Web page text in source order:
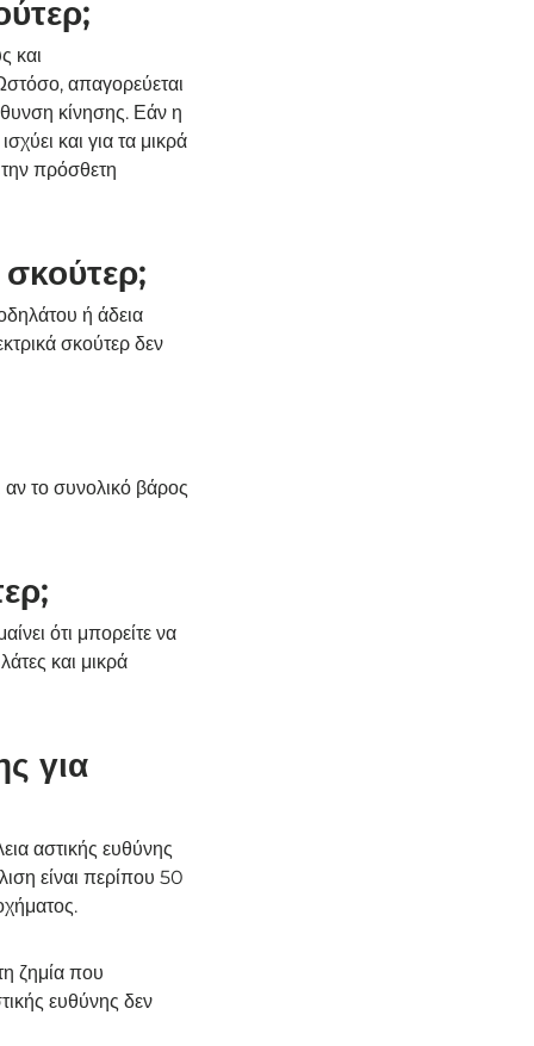
και
απαγορεύεται
κίνησης. Εάν η
και για τα μικρά
πρόσθετη
ή άδεια
σκούτερ δεν
το συνολικό βάρος
ότι μπορείτε να
και μικρά
για
αστικής ευθύνης
είναι περίπου 50
ζημία που
ευθύνης δεν